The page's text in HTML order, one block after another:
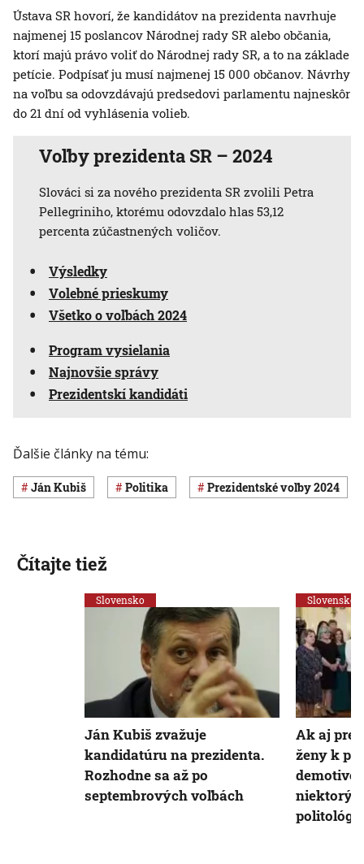
Ústava SR hovorí, že kandidátov na prezidenta navrhuje
najmenej 15 poslancov Národnej rady SR alebo občania,
ktorí majú právo voliť do Národnej rady SR, a to na základe
petície. Podpísať ju musí najmenej 15 000 občanov. Návrhy
na voľbu sa odovzdávajú predsedovi parlamentu najneskôr
do 21 dní od vyhlásenia volieb.
Voľby prezidenta SR – 2024
Slováci si za nového prezidenta SR zvolili Petra
Pellegriniho, ktorému odovzdalo hlas 53,12
percenta zúčastnených voličov.
Výsledky
Volebné prieskumy
Všetko o voľbách 2024
Program vysielania
Najnovšie správy
Prezidentskí kandidáti
Ďalšie články na tému:
Ján Kubiš Politika prezidentské voľby 2024
Čítajte tiež
Slovensko
Ján Kubiš zvažuje
kandidatúru na prezidenta.
Rozhodne sa až po
septembrových voľbách
Slovensko
Ak aj
ženy k